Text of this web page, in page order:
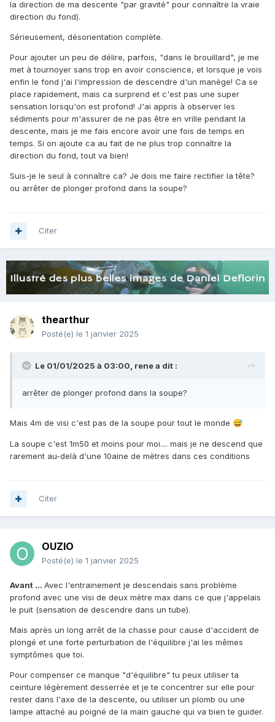
la direction de ma descente "par gravité" pour connaître la vraie
direction du fond).
Sérieusement, désorientation complète.
Pour ajouter un peu de délire, parfois, "dans le brouillard", je me
met à tournoyer sans trop en avoir conscience, et lorsque je vois
enfin le fond j'ai l'impression de descendre d'un manège! Ca se
place rapidement, mais ca surprend et c'est pas une super
sensation lorsqu'on est profond! J'ai appris à observer les
sédiments pour m'assurer de ne pas être en vrille pendant la
descente, mais je me fais encore avoir une fois de temps en
temps. Si on ajoute ca au fait de ne plus trop connaître la
direction du fond, tout va bien!
Suis-je le seul à connaître ca? Je dois me faire rectifier la tête?
ou arrêter de plonger profond dans la soupe?
Citer
thearthur
Posté(e) le 1 janvier 2025
Le 01/01/2025 à 03:00, renea dit :
arrêter de plonger profond dans la soupe?
Mais 4m de visi c'est pas de la soupe pour tout le monde 😅
La soupe c'est 1m50 et moins pour moi.... mais je ne descend que
rarement au-delà d'une 10aine de mètres dans ces conditions
Citer
OUZIO
Posté(e) le 1 janvier 2025
Avant ... Avec l'entrainement je descendais sans problème
profond avec une visi de deux mètre max dans ce que j'appelais
le puit (sensation de descendre dans un tube).
Mais après un long arrêt de la chasse pour cause d'accident de
plongé et une forte perturbation de l'équilibre j'ai les mêmes
symptômes que toi.
Pour compenser ce manque "d'équilibre" tu peux utiliser ta
ceinture légèrement desserrée et je te concentrer sur elle pour
rester dans l'axe de la descente, ou utiliser un plomb ou une
lampe attaché au poigné de la main gauche qui va bien te guider.